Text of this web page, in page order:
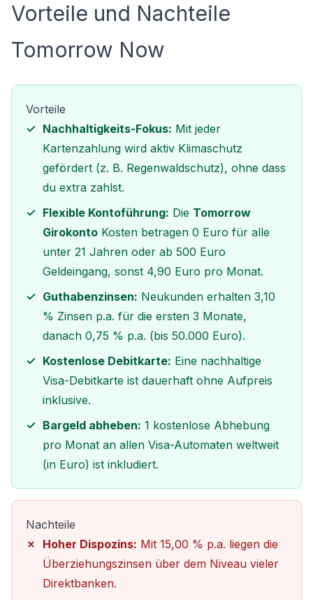
Vorteile und Nachteile
Tomorrow Now
Vorteile
Nachhaltigkeits-Fokus: Mit jeder
Kartenzahlung wird aktiv Klimaschutz
gefördert (z. B. Regenwaldschutz), ohne dass
du extra zahlst.
Flexible Kontoführung: Die Tomorrow
Girokonto Kosten betragen 0 Euro für alle
unter 21 Jahren oder ab 500 Euro
Geldeingang, sonst 4,90 Euro pro Monat.
Guthabenzinsen: Neukunden erhalten 3,10
% Zinsen p.a. für die ersten 3 Monate,
danach 0,75 % p.a. (bis 50.000 Euro).
Kostenlose Debitkarte: Eine nachhaltige
Visa-Debitkarte ist dauerhaft ohne Aufpreis
inklusive.
Bargeld abheben: 1 kostenlose Abhebung
pro Monat an allen Visa-Automaten weltweit
(in Euro) ist inkludiert.
Nachteile
Hoher Dispozins: Mit 15,00 % p.a. liegen die
Überziehungszinsen über dem Niveau vieler
Direktbanken.